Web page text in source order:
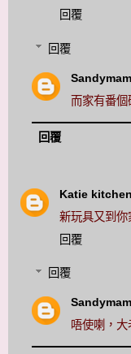
回覆
回覆
而家有番
回覆
Katie kitchen
新玩具又到你
回覆
回覆
唔使喇，